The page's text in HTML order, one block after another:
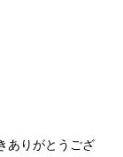
ありがとうござ